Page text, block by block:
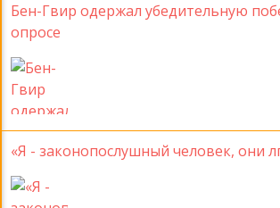
Бен-Гвир одержал убедительную
опросе
«Я - законопослушный человек, они